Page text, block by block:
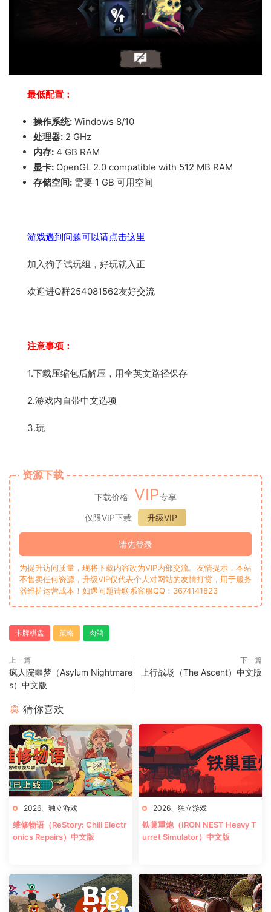
最低配置：
操作系统: Windows 8/10
处理器: 2 GHz
内存: 4 GB RAM
显卡: OpenGL 2.0 compatible with 512 MB RAM
存储空间: 需要 1 GB 可用空间
游戏遇到问题可以请点击这里
加入狗子试玩组，好玩就入正
欢迎进Q群254081562友好交流
注意事项：
1.下载压缩包后解压，用全英文路径保存
2.游戏内自带中文选项
3.玩
资源下载
下载价格 VIP专享
仅限VIP下载
升级VIP
请先登录
为提升访问质量，现将下载内容改为VIP内部交流。友情提示，本站
不售卖任何资源，升级VIP仅代表个人对网站的友情打赏，用于服务
器维护运营成本！如遇问题请联系客服QQ：3674141823
卡牌棋盘 策略 肉鸽
上一篇
疯人院噩梦（Asylum Nightmare
s）中文版
下一篇
上行战场（The Ascent）中文版
猜你喜欢
2026 独立游戏
维修物语（ReStory: Chill Electr
onics Repairs）中文版
2026 独立游戏
铁巢重炮（IRON NEST Heavy T
urret Simulator）中文版